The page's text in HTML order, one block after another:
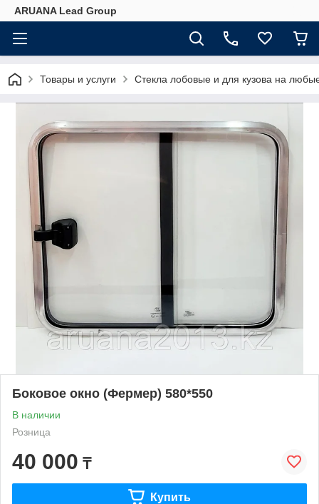
ARUANA Lead Group
Товары и услуги Стекла лобовые и для кузова на
Боковое окно (Фермер) 580*550
В наличии
Розница
40 000 ₸
Купить